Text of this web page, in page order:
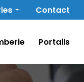
VMC
Contact
Portails